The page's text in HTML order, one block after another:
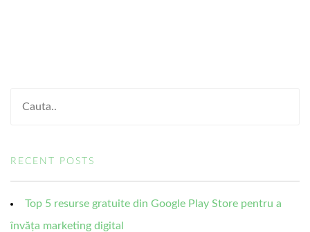
RECENT POSTS
Top 5 resurse gratuite din Google Play Store pentru a
învăța marketing digital